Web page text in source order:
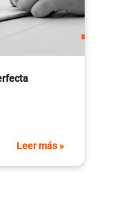
Leer más »